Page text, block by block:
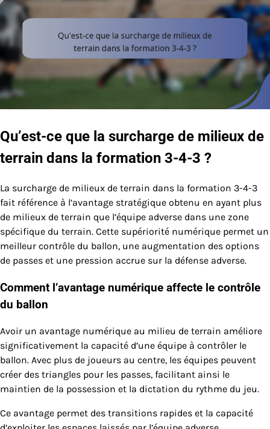
Qu’est-ce que la surcharge de milieux de
terrain dans la formation 3-4-3 ?
La surcharge de milieux de terrain dans la formation 3-4-3
fait référence à l’avantage stratégique obtenu en ayant plus
de milieux de terrain que l’équipe adverse dans une zone
spécifique du terrain. Cette supériorité numérique permet un
meilleur contrôle du ballon, une augmentation des options
de passes et une pression accrue sur la défense adverse.
Comment l’avantage numérique affecte le contrôle
du ballon
Avoir un avantage numérique au milieu de terrain améliore
significativement la capacité d’une équipe à contrôler le
ballon. Avec plus de joueurs au centre, les équipes peuvent
créer des triangles pour les passes, facilitant ainsi le
maintien de la possession et la dictation du rythme du jeu.
Ce avantage permet des transitions rapides et la capacité